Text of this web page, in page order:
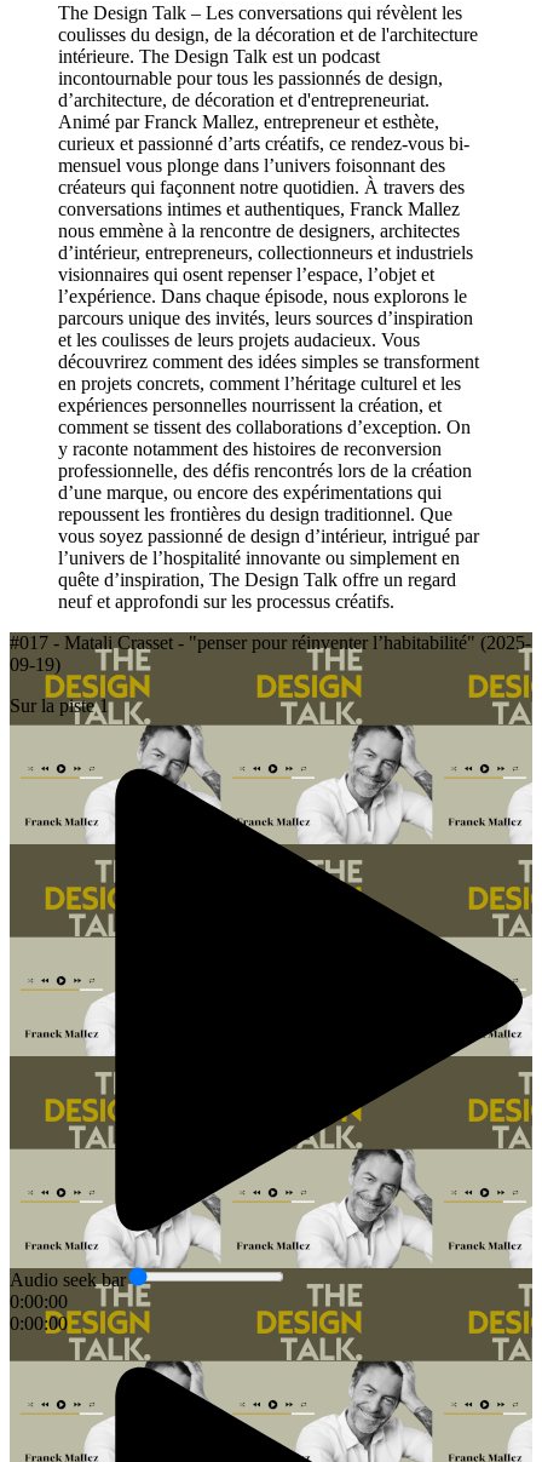
The Design Talk – Les conversations qui révèlent les
coulisses du design, de la décoration et de l'architecture
intérieure. The Design Talk est un podcast
incontournable pour tous les passionnés de design,
d’architecture, de décoration et d'entrepreneuriat.
Animé par Franck Mallez, entrepreneur et esthète,
curieux et passionné d’arts créatifs, ce rendez-vous bi-
mensuel vous plonge dans l’univers foisonnant des
créateurs qui façonnent notre quotidien. À travers des
conversations intimes et authentiques, Franck Mallez
nous emmène à la rencontre de designers, architectes
d’intérieur, entrepreneurs, collectionneurs et industriels
visionnaires qui osent repenser l’espace, l’objet et
l’expérience. Dans chaque épisode, nous explorons le
parcours unique des invités, leurs sources d’inspiration
et les coulisses de leurs projets audacieux. Vous
découvrirez comment des idées simples se transforment
en projets concrets, comment l’héritage culturel et les
expériences personnelles nourrissent la création, et
comment se tissent des collaborations d’exception. On
y raconte notamment des histoires de reconversion
professionnelle, des défis rencontrés lors de la création
d’une marque, ou encore des expérimentations qui
repoussent les frontières du design traditionnel. Que
vous soyez passionné de design d’intérieur, intrigué par
l’univers de l’hospitalité innovante ou simplement en
quête d’inspiration, The Design Talk offre un regard
neuf et approfondi sur les processus créatifs.
#017 - Matali Crasset - "penser pour réinventer l’habitabilité" (2025-
09-19)
Sur la piste 1
Audio seek bar
0:00:00
0:00:00